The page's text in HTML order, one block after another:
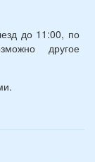
до 11:00, по
другое